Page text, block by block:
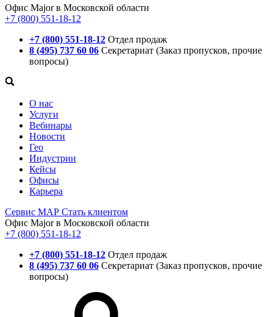
Офис Major в Московской области
+7 (800) 551-18-12
+7 (800) 551-18-12 Отдел продаж
8 (495) 737 60 06 Секретариат (Заказ пропусков, прочие
вопросы)
О нас
Услуги
Вебинары
Новости
Гео
Индустрии
Кейсы
Офисы
Карьера
Сервис МАР Стать клиентом
Офис Major в Московской области
+7 (800) 551-18-12
+7 (800) 551-18-12 Отдел продаж
8 (495) 737 60 06 Секретариат (Заказ пропусков, прочие
вопросы)